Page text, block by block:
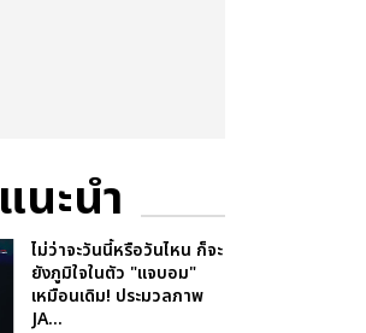
แนะนำ
ไม่ว่าจะวันนี้หรือวันไหน ก็จะ
ยังภูมิใจในตัว "แจบอม"
เหมือนเดิม! ประมวลภาพ
JA...